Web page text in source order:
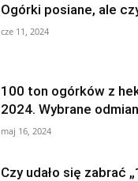
Ogórki posiane, ale
cze 11, 2024
100 ton ogórków z
2024. Wybrane
maj 16, 2024
Czy udało się zabrać